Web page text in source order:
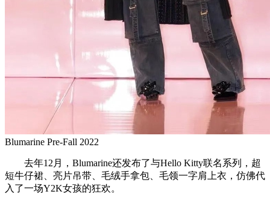
Blumarine Pre-Fall 2022
去年12月，Blumarine还发布了与Hello Kitty联名系列，超
短牛仔裙、亮片吊带、毛绒手拿包、毛领一字肩上衣，仿佛代
入了一场Y2K女孩的狂欢。